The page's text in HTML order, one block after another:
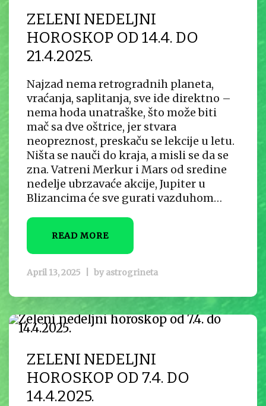
ZELENI NEDELJNI
HOROSKOP OD 14.4. DO
21.4.2025.
Najzad nema retrogradnih planeta,
vraćanja, saplitanja, sve ide direktno –
nema hoda unatraške, što može biti
mač sa dve oštrice, jer stvara
neopreznost, preskaču se lekcije u letu.
Ništa se nauči do kraja, a misli se da se
zna. Vatreni Merkur i Mars od sredine
nedelje ubrzavaće akcije, Jupiter u
Blizancima će sve gurati vazduhom…
READ MORE
April 13, 2025 by astrogrineta
ZELENI NEDELJNI
HOROSKOP OD 7.4. DO
14.4.2025.